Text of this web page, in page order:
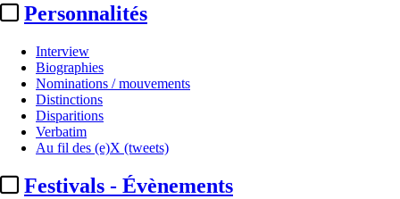
Personnalités
Interview
Biographies
Nominations / mouvements
Distinctions
Disparitions
Verbatim
Au fil des (e)X (tweets)
Festivals - Évènements